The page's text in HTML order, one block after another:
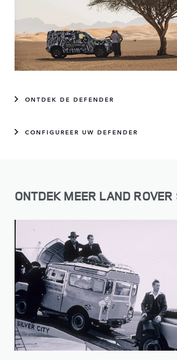
ONTDEK DE DEFENDER
CONFIGUREER UW DEFENDER
ONTDEK MEER LAND ROVER